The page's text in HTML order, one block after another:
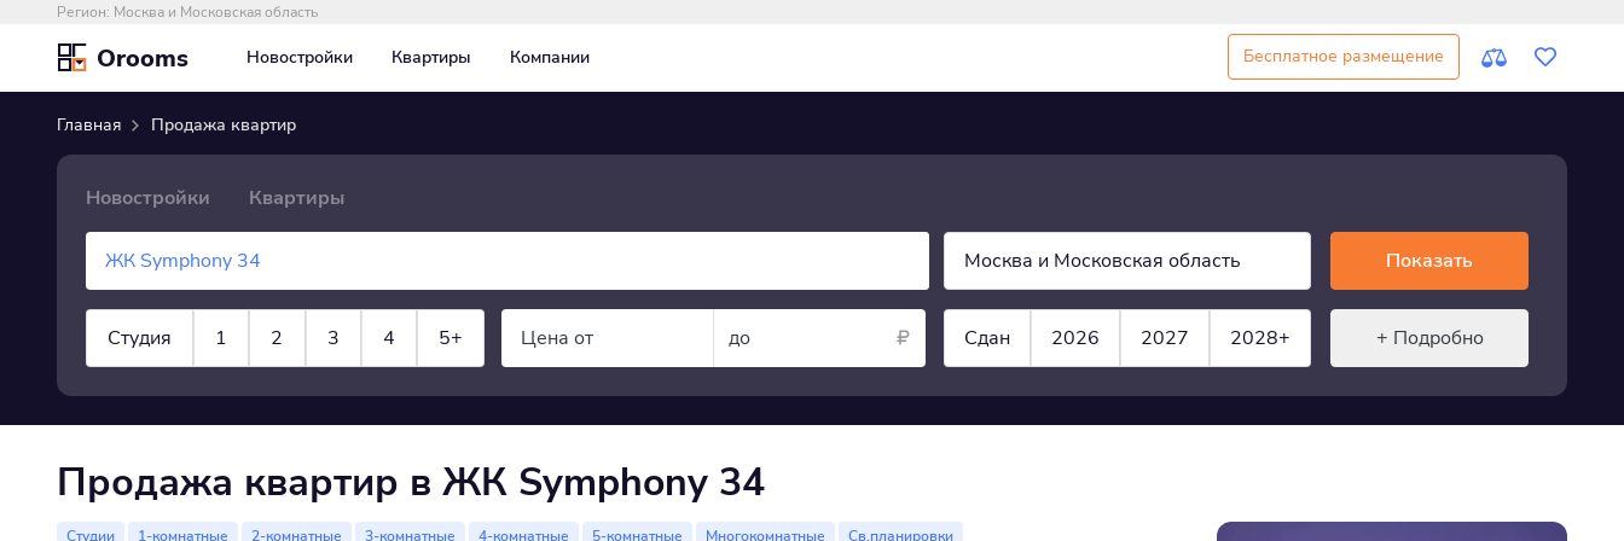
Регион: Москва и Московская область
Orooms Новостройки Квартиры Компании Бесплатное размещение
Главная Продажа квартир
Новостройки Квартиры
Москва и Московская область
Студия 1 2 3 4 5+ Цена от до Сдан 2026 2027 2028+
Показать
+ Подробно
×
Продажа квартир в ЖК Symphony 34
Студии 1-комнатные 2-комнатные 3-комнатные 4-комнатные 5-комнатные Многокомнатные Св.планировки